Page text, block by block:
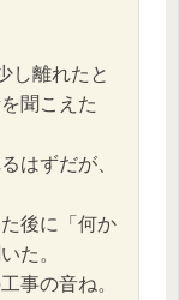
し離れたと
聞こえた
はずだが、
後に「何か
た。
事の音ね。